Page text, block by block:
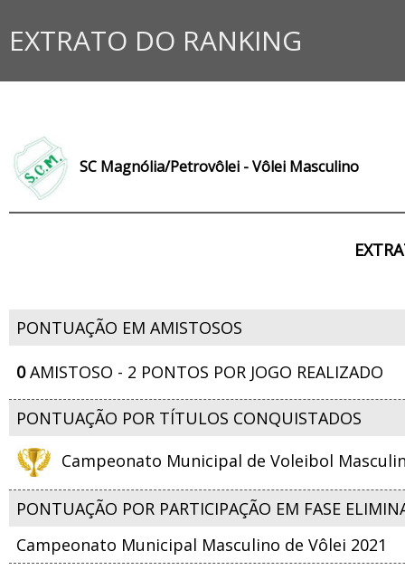
EXTRATO DO RANKING
SC Magnólia/Petrovôlei - Vôlei Masculino
PONTUAÇÃO EM AMISTOSOS
0AMISTOSO - 2 PONTOS POR JOGO REALIZADO
PONTUAÇÃO POR TÍTULOS CONQUISTADOS
Campeonato Municipal de Voleibol
PONTUAÇÃO POR PARTICIPAÇÃO EM FASE
Campeonato Municipal Masculino de Vôlei 2021